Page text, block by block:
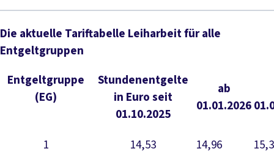
Die aktuelle Tariftabelle Leiharbeit für alle
Entgeltgruppen
Entgeltgruppe
(EG)
Stundenentgelte
in Euro seit
01.10.2025
ab
01.01.2026
1 14,53 14,96